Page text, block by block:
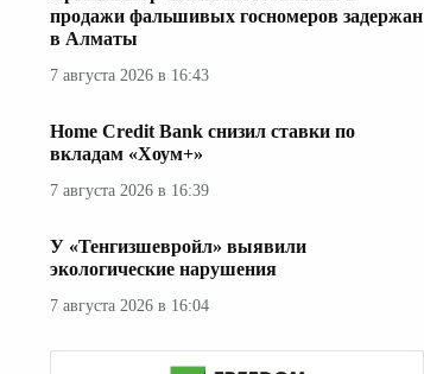
продажи фальшивых госномеров задержан
в Алматы
7 августа 2026 в 16:43
Home Credit Bank снизил ставки по
вкладам «Хоум+»
7 августа 2026 в 16:39
У «Тенгизшевройл» выявили
экологические нарушения
7 августа 2026 в 16:04